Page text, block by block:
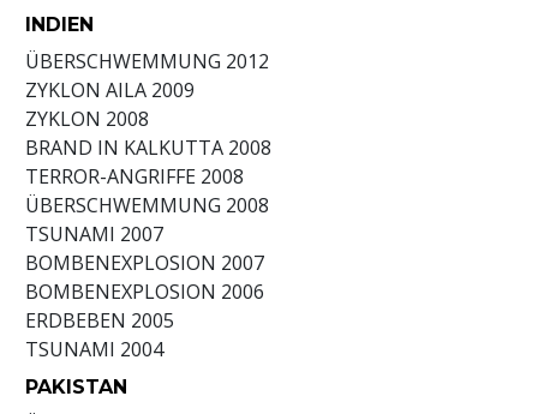
INDIEN
ÜBERSCHWEMMUNG 2012
ZYKLON AILA 2009
ZYKLON 2008
BRAND IN KALKUTTA 2008
TERROR-ANGRIFFE 2008
ÜBERSCHWEMMUNG 2008
TSUNAMI 2007
BOMBENEXPLOSION 2007
BOMBENEXPLOSION 2006
ERDBEBEN 2005
TSUNAMI 2004
PAKISTAN